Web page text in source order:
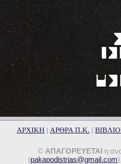
ΑΡΧΙΚΗ | ΑΡΘΡΑ Π.Κ. |
© ΑΠΑΓΟΡΕΥΕΤΑΙ η
(pakapodistrias@gmail.com